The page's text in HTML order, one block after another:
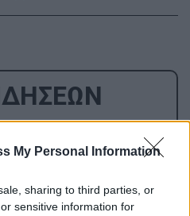
My Personal Information
sharing to third parties, or
sensitive information for
12:00